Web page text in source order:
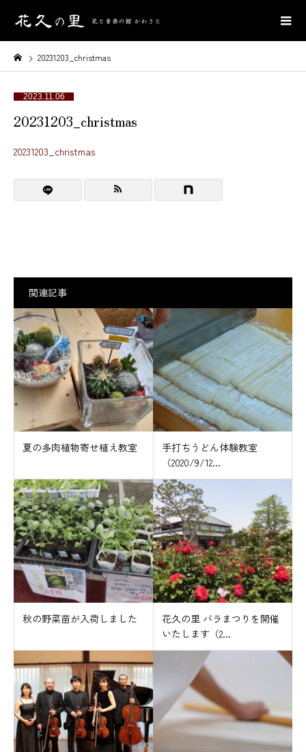
20231203_christmas
2023.11.06
20231203_christmas
20231203_christmas
関連記事
夏の多肉植物寄せ植え教室
手打ちうどん体験教室
（2020/9/12...
秋の野菜苗が入荷しました
花久の里 バラまつりを開催
いたします（2...